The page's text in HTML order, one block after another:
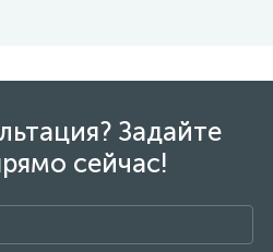
Задайте
сейчас!